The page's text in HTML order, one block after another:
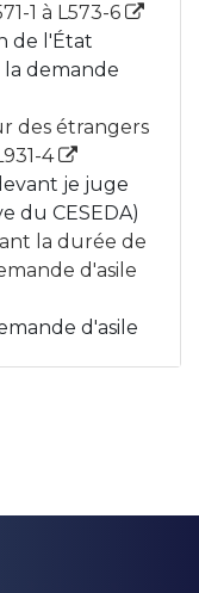
1 à L573-6
de l'État
demande
des étrangers
4
je juge
du CESEDA)
la durée de
d'asile
d'asile